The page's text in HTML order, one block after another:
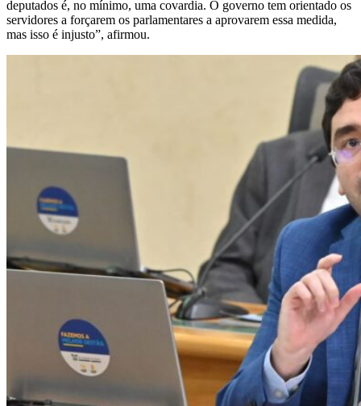
deputados é, no mínimo, uma covardia. O governo tem orientado os
servidores a forçarem os parlamentares a aprovarem essa medida,
mas isso é injusto”, afirmou.